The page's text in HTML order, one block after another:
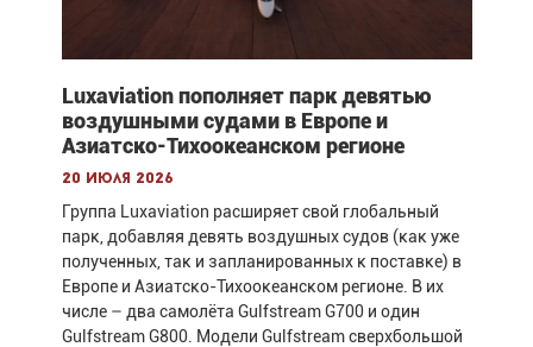
Luxaviation пополняет парк девятью
воздушными судами в Европе и
Азиатско-Тихоокеанском регионе
20 июля 2026
Группа Luxaviation расширяет свой глобальный
парк, добавляя девять воздушных судов (как уже
полученных, так и запланированных к поставке) в
Европе и Азиатско-Тихоокеанском регионе. В их
числе – два самолёта Gulfstream G700 и один
Gulfstream G800. Модели Gulfstream сверхбольшой